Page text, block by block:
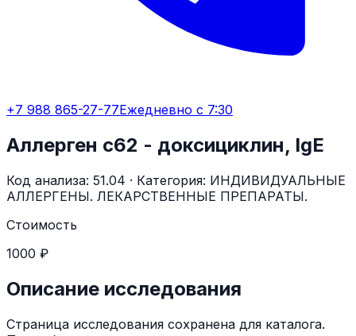
+7 988 865-27-77Ежедневно с 7:30
Аллерген c62 - доксициклин, IgE
Код анализа: 51.04 · Категория: ИНДИВИДУАЛЬНЫЕ
АЛЛЕРГЕНЫ. ЛЕКАРСТВЕННЫЕ ПРЕПАРАТЫ.
Стоимость
1000 ₽
Описание исследования
Страница исследования сохранена для каталога.